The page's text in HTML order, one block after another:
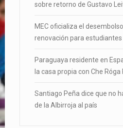
sobre retorno de Gustavo
MEC oficializa el
renovación para estudiantes
Paraguaya residente en
la casa propia con Che Róga
Santiago Peña dice que no
de la Albirroja al país